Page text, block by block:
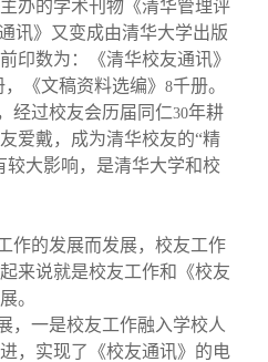
办的学术刊物《清华管理评
讯》又变成由清华大学出版
印数为：《清华校友通讯》
，《文稿资料选编》 8千册。
经过校友会历届同仁30年耕
爱戴，成为清华校友的“精
较大影响，是清华大学和校
作的发展而发展，校友工作
来说就是校友工作和《校友
。
，一是校友工作融入学校人
，实现了《校友通讯》的电